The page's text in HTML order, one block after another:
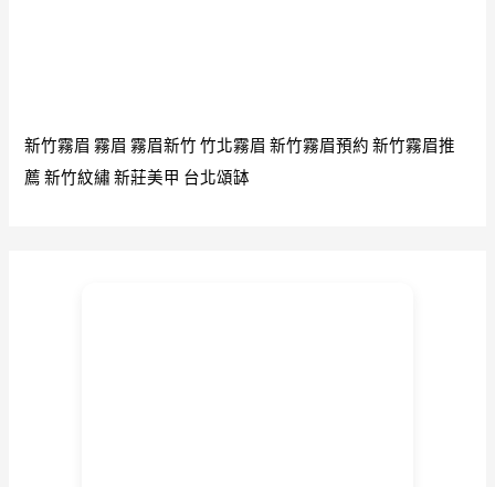
新竹霧眉 霧眉 霧眉新竹 竹北霧眉 新竹霧眉預約 新竹霧眉推
薦 新竹紋繡 新莊美甲 台北頌缽